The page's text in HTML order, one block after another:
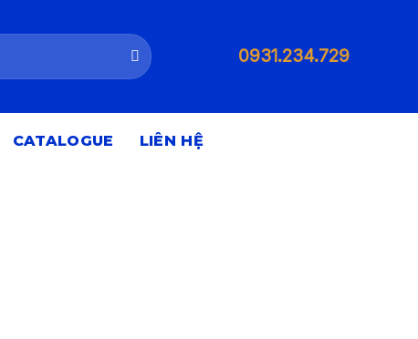
0931.234.729
CATALOGUE LIÊN HỆ